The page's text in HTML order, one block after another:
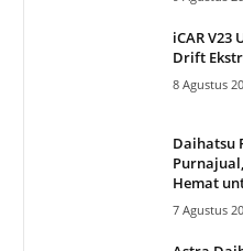
iCAR V23
Drift
8 Agustus
Daihatsu
Hemat
7 Agustus